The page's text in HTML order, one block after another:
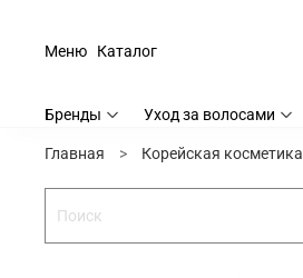
Каталог
Меню
Бренды Уход за волосами
Главная Корейская косметика